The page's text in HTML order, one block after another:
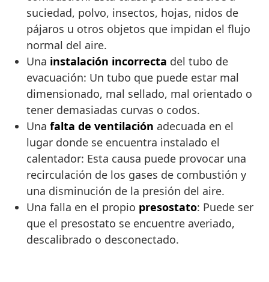
suciedad, polvo, insectos, hojas, nidos de
pájaros u otros objetos que impidan el flujo
normal del aire.
Una instalación incorrecta del tubo de
evacuación: Un tubo que puede estar mal
dimensionado, mal sellado, mal orientado o
tener demasiadas curvas o codos.
Una falta de ventilación adecuada en el
lugar donde se encuentra instalado el
calentador: Esta causa puede provocar una
recirculación de los gases de combustión y
una disminución de la presión del aire.
Una falla en el propio presostato: Puede ser
que el presostato se encuentre averiado,
descalibrado o desconectado.